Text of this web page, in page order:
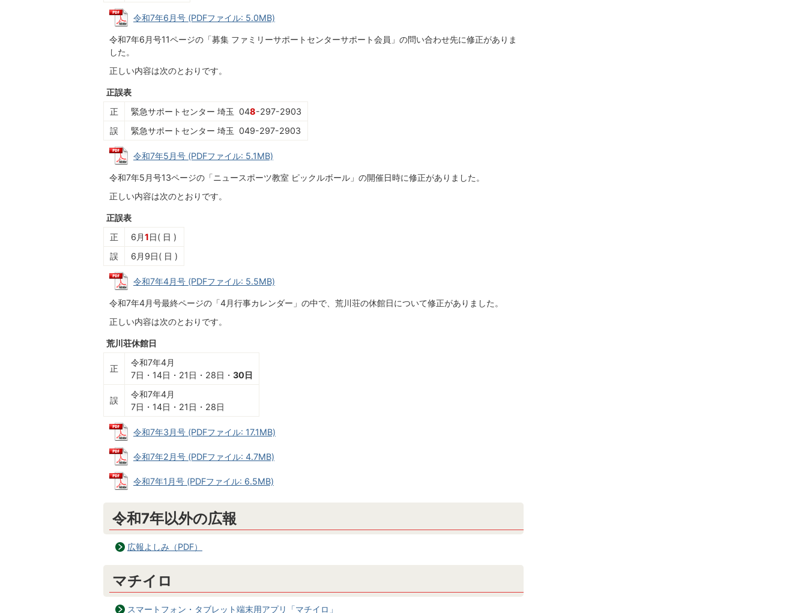
令和7年6月号 (PDFファイル: 5.0MB)
令和7年6月号11ページの「募集 ファミリーサポートセンターサポート会員」の問い合わせ先に修正がありま
した。
正しい内容は次のとおりです。
正誤表
正
緊急サポートセンター 埼玉 048-297-2903
誤
緊急サポートセンター 埼玉 049-297-2903
令和7年5月号 (PDFファイル: 5.1MB)
令和7年5月号13ページの「ニュースポーツ教室 ピックルボール」の開催日時に修正がありました。
正しい内容は次のとおりです。
正誤表
正
6月1日( 日 )
誤
6月9日( 日 )
令和7年4月号 (PDFファイル: 5.5MB)
令和7年4月号最終ページの「4月行事カレンダー」の中で、荒川荘の休館日について修正がありました。
正しい内容は次のとおりです。
荒川荘休館日
正
令和7年4月
7日・14日・21日・28日・ 30日
誤
令和7年4月
7日・14日・21日・28日
令和7年3月号 (PDFファイル: 17.1MB)
令和7年2月号 (PDFファイル: 4.7MB)
令和7年1月号 (PDFファイル: 6.5MB)
令和7年以外の広報
広報よしみ（PDF）
マチイロ
スマートフォン・タブレット端末用アプリ「マチイロ」